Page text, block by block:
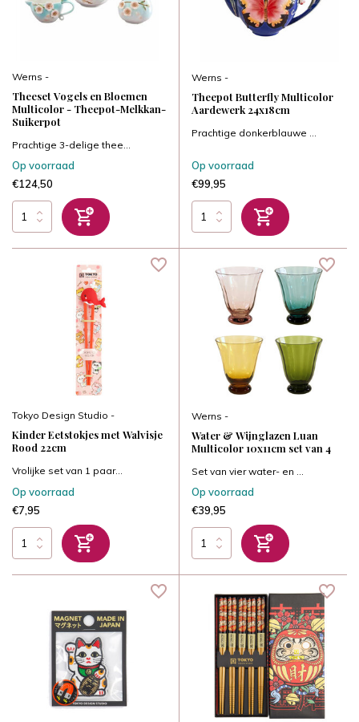
Werns -
Theeset Vogels en Bloemen
Multicolor - Theepot-Melkkan-
Suikerpot
Prachtige 3-delige thee...
Op voorraad
€124,50
Werns -
Theepot Butterfly Multicolor
Aardewerk 24x18cm
Prachtige donkerblauwe ...
Op voorraad
€99,95
Tokyo Design Studio -
Kinder Eetstokjes met Walvisje
Rood 22cm
Vrolijke set van 1 paar...
Op voorraad
€7,95
Werns -
Water & Wijnglazen Luan
Multicolor 10x11cm set van 4
Set van vier water- en ...
Op voorraad
€39,95